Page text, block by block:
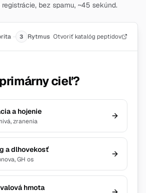
bez spamu, ~45 sekúnd.
3 Rytmus Otvoriť katalóg peptidov
cieľ?
a hojenie
zranenia
a dlhovekosť
GH os
hmota